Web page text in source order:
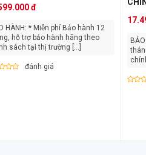
đ
* Miễn phí Bảo hành 12
hỗ trợ bảo hành hãng theo
sách tại thị trường [...]
đánh giá
BẢO HÀNH: